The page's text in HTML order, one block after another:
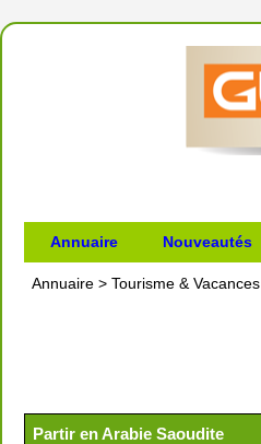
Annuaire Nouveautés
Annuaire > Tourisme & Vacances
Partir en Arabie Saoudite